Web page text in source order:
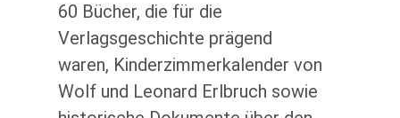
60 Bücher, die für die
Verlagsgeschichte prägend
waren, Kinderzimmerkalender von
Wolf und Leonard Erlbruch sowie